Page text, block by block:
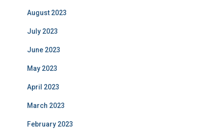
August 2023
July 2023
June 2023
May 2023
April 2023
March 2023
February 2023